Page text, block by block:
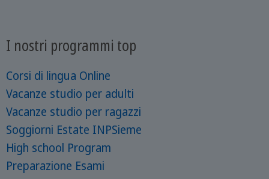
I nostri programmi top
Corsi di lingua Online
Vacanze studio per adulti
Vacanze studio per ragazzi
Soggiorni Estate INPSieme
High school Program
Preparazione Esami